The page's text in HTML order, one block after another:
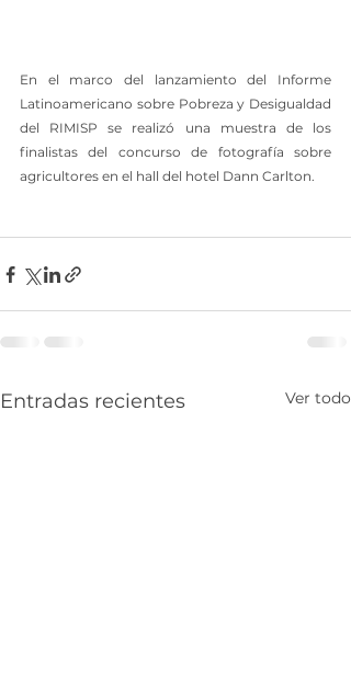
En el marco del lanzamiento del Informe
Latinoamericano sobre Pobreza y Desigualdad
del RIMISP se realizó una muestra de los
finalistas del concurso de fotografía sobre
agricultores en el hall del hotel Dann Carlton.
Entradas recientes Ver todo